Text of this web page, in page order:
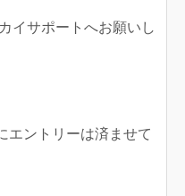
イサポートへお願いし
エントリーは済ませて